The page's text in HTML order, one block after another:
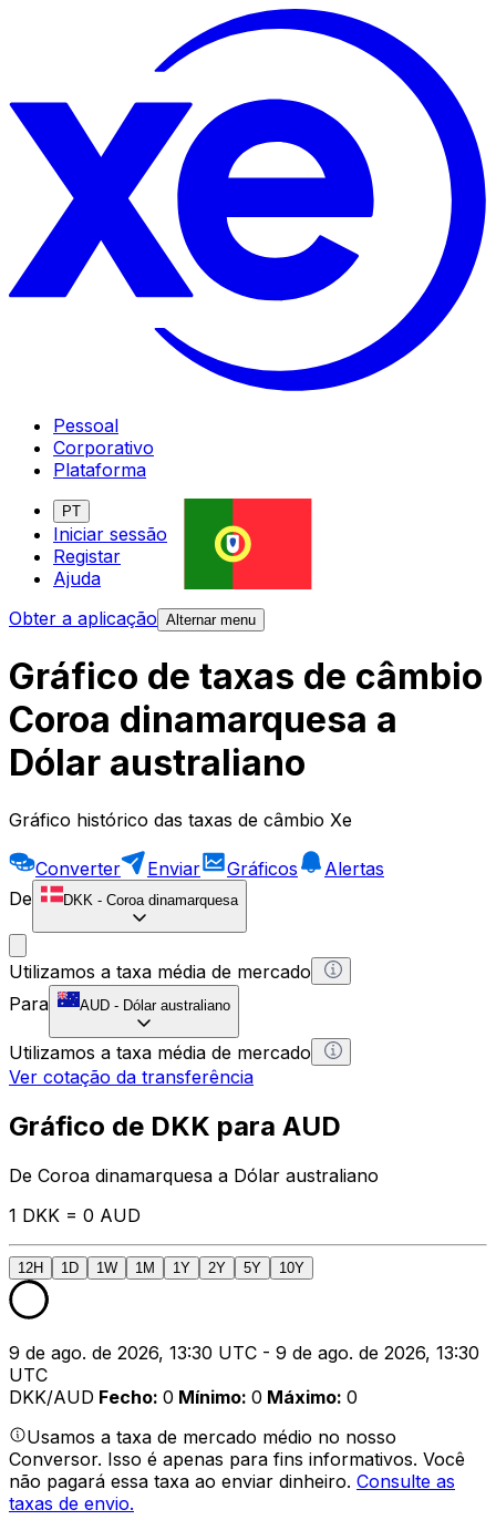
Pessoal
Corporativo
Plataforma
PT
Iniciar sessão
Registar
Ajuda
Obter a aplicação Alternar menu
Gráfico de taxas de câmbio
Coroa dinamarquesa a
Dólar australiano
Gráfico histórico das taxas de câmbio Xe
Converter Enviar Gráficos
Alertas
De
DKK - Coroa dinamarquesa
Utilizamos a taxa média de mercado
Para
AUD - Dólar australiano
Utilizamos a taxa média de mercado
Ver cotação da transferência
Gráfico de DKK para AUD
De Coroa dinamarquesa a Dólar australiano
1 DKK = 0 AUD
12H 1D 1W 1M 1Y 2Y 5Y 10Y
9 de ago. de 2026, 13:30 UTC - 9 de ago. de 2026, 13:30
UTC
DKK/AUD Fecho: 0 Mínimo: 0 Máximo: 0
Usamos a taxa de mercado médio no nosso
Conversor. Isso é apenas para fins informativos. Você
não pagará essa taxa ao enviar dinheiro. Consulte as
taxas de envio.